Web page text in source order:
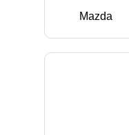
Mazda